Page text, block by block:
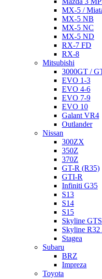
MX-5 /
MX-5 NB
MX-5 NC
MX-5 ND
RX-7 FD
RX-8
Mitsubishi
3000GT /
EVO 1-3
EVO 4-6
EVO 7-9
EVO 10
Galant VR4
Outlander
Nissan
300ZX
350Z
370Z
GT-R (R35)
GTI-R
Infiniti G35
S13
S14
S15
Skyline
Skyline
Stagea
Subaru
BRZ
Impreza
Toyota